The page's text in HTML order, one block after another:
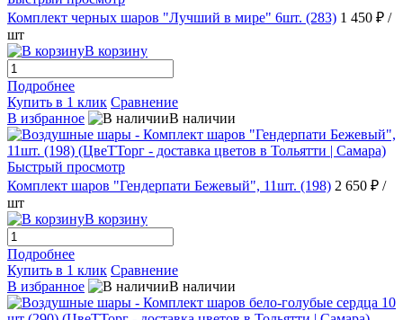
Комплект черных шаров "Лучший в мире" 6шт. (283) 1 450 ₽ /
шт
В корзину
Подробнее
Купить в 1 клик Сравнение
В избранное
В наличии
Быстрый просмотр
Комплект шаров "Гендерпати Бежевый", 11шт. (198) 2 650 ₽ /
шт
В корзину
Подробнее
Купить в 1 клик Сравнение
В избранное
В наличии